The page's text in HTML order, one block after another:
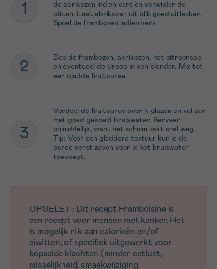
de abrikozen indien vers en verwijder de
pitten. Laat abrikozen uit blik goed uitlekken.
Spoel de frambozen indien vers.
Doe de frambozen, abrikozen, het citroensap
en eventueel de siroop in een blender. Mix tot
een gladde fruitpuree.
Verdeel de fruitpuree over 4 glazen en vul aan
met goed gekoeld bruiswater. Serveer
onmiddellijk, want het schuim zakt snel weg.
Tip: Voor een gladdere textuur kun je de
puree eerst zeven voor je het bruiswater
toevoegt.
OPGELET : Dit recept Framboisine is
een recept voor mensen met kanker. Het
is mogelijk rijk aan calorieën en/of
eiwitten, of specifiek uitgewerkt voor
bepaalde klachten (minder eetlust,
misselijkheid, smaakwijziging,